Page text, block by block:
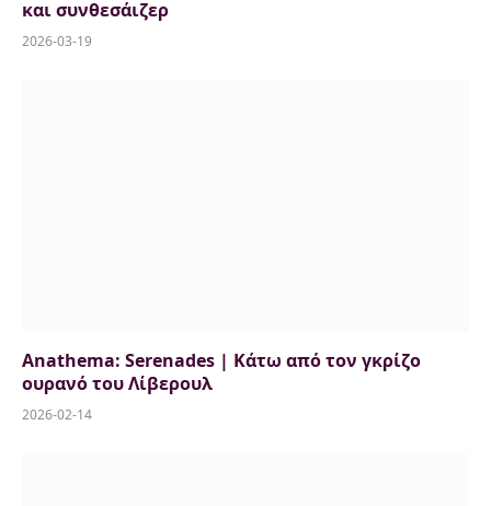
και συνθεσάιζερ
2026-03-19
Anathema: Serenades | Κάτω από τον γκρίζο
ουρανό του Λίβερουλ
2026-02-14